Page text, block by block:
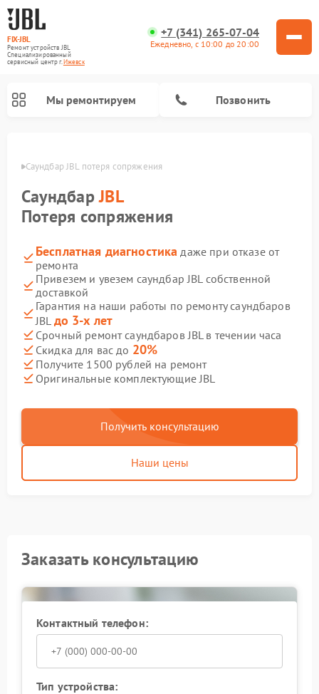
FIX-JBL
Ремонт устройств JBL
Специализированный
cервисный центр г.Ижевск
+7 (341) 265-07-04
Ежедневно, с 10:00 до 20:00
Мы ремонтируем Позвонить
Саундбар JBL потеря сопряжения
СаундбарJBL
Потеря сопряжения
Бесплатная диагностика даже при отказе от
ремонта
Привезем и увезем саундбар JBL собственной
доставкой
Гарантия на наши работы по ремонту саундбаров
JBL до 3-х лет
Срочный ремонт саундбаров JBL в течении часа
Скидка для вас до 20%
Получите 1500 рублей на ремонт
Оригинальные комплектующие JBL
Получить консультацию
Наши цены
Заказать консультацию
Контактный телефон:
Тип устройства: